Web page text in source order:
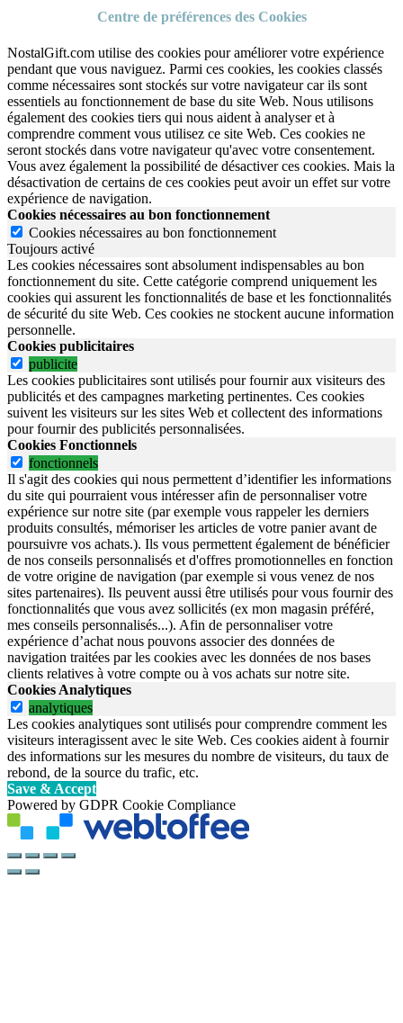
Centre de préférences des Cookies
NostalGift.com utilise des cookies pour améliorer votre expérience
pendant que vous naviguez. Parmi ces cookies, les cookies classés
comme nécessaires sont stockés sur votre navigateur car ils sont
essentiels au fonctionnement de base du site Web. Nous utilisons
également des cookies tiers qui nous aident à analyser et à
comprendre comment vous utilisez ce site Web. Ces cookies ne
seront stockés dans votre navigateur qu'avec votre consentement.
Vous avez également la possibilité de désactiver ces cookies. Mais la
désactivation de certains de ces cookies peut avoir un effet sur votre
expérience de navigation.
Cookies nécessaires au bon fonctionnement
Cookies nécessaires au bon fonctionnement
Toujours activé
Les cookies nécessaires sont absolument indispensables au bon
fonctionnement du site. Cette catégorie comprend uniquement les
cookies qui assurent les fonctionnalités de base et les fonctionnalités
de sécurité du site Web. Ces cookies ne stockent aucune information
personnelle.
Cookies publicitaires
publicite
Les cookies publicitaires sont utilisés pour fournir aux visiteurs des
publicités et des campagnes marketing pertinentes. Ces cookies
suivent les visiteurs sur les sites Web et collectent des informations
pour fournir des publicités personnalisées.
Cookies Fonctionnels
fonctionnels
Il s'agit des cookies qui nous permettent d’identifier les informations
du site qui pourraient vous intéresser afin de personnaliser votre
expérience sur notre site (par exemple vous rappeler les derniers
produits consultés, mémoriser les articles de votre panier avant de
poursuivre vos achats.). Ils vous permettent également de bénéficier
de nos conseils personnalisés et d'offres promotionnelles en fonction
de votre origine de navigation (par exemple si vous venez de nos
sites partenaires). Ils peuvent aussi être utilisés pour vous fournir des
fonctionnalités que vous avez sollicités (ex mon magasin préféré,
mes conseils personnalisés...). Afin de personnaliser votre
expérience d’achat nous pouvons associer des données de
navigation traitées par les cookies avec les données de nos bases
clients relatives à votre compte ou à vos achats sur notre site.
Cookies Analytiques
analytiques
Les cookies analytiques sont utilisés pour comprendre comment les
visiteurs interagissent avec le site Web. Ces cookies aident à fournir
des informations sur les mesures du nombre de visiteurs, du taux de
rebond, de la source du trafic, etc.
Save & Accept
Powered by GDPR Cookie Compliance